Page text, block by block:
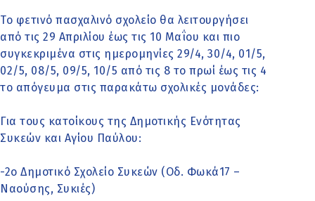
Το φετινό πασχαλινό σχολείο θα λειτουργήσει
από τις 29 Απριλίου έως τις 10 Μαΐου και πιο
συγκεκριμένα στις ημερομηνίες 29/4, 30/4, 01/5,
02/5, 08/5, 09/5, 10/5 από τις 8 το πρωί έως τις 4
το απόγευμα στις παρακάτω σχολικές μονάδες:
Για τους κατοίκους της Δημοτικής Ενότητας
Συκεών και Αγίου Παύλου:
-2ο Δημοτικό Σχολείο Συκεών (Οδ. Φωκά17 –
Ναούσης, Συκιές)